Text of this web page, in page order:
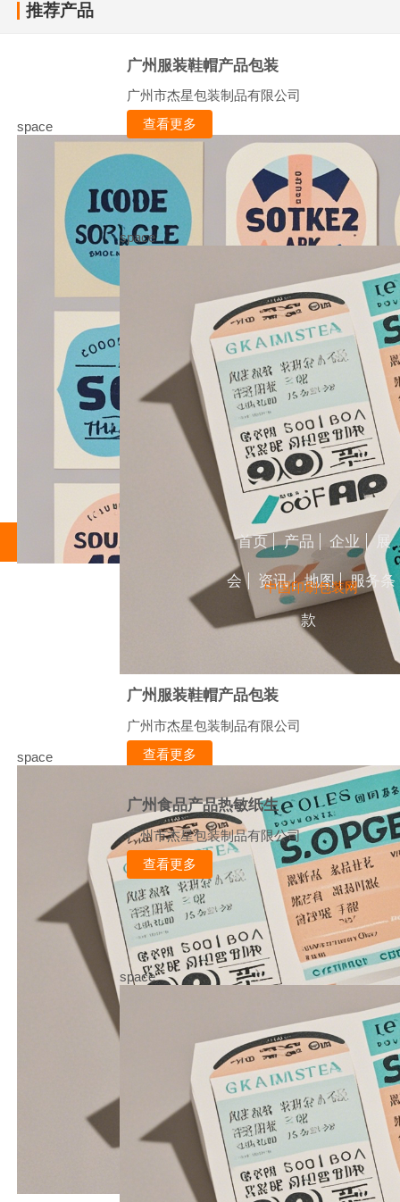
推荐产品
space
广州服装鞋帽产品包装
广州市杰星包装制品有限公司
查看更多
space
广州服装鞋帽产品包装
广州市杰星包装制品有限公司
查看更多
space
广州食品产品热敏纸生
广州市杰星包装制品有限公司
查看更多
space
首页 产品 企业 展
会 资讯 地图 服务条
款
中国印刷包装网